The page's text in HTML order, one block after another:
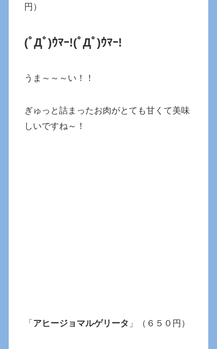
円）
(ﾟДﾟ)ｳﾏｰ!(ﾟДﾟ)ｳﾏｰ!
うま～～～い！！
ぎゅっと詰まったお肉がとても甘くて美味
しいですね～！
「 アヒージョマルゲリータ 」（６５０円）